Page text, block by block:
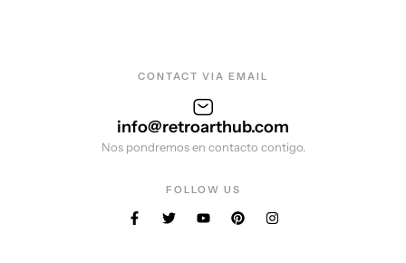
CONTACT VIA EMAIL
info@retroarthub.com
Nos pondremos en contacto contigo.
FOLLOW US